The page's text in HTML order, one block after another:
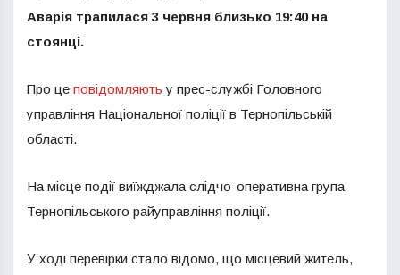
Аварія трапилася 3 червня близько 19:40 на
стоянці.
Про це повідомляють у прес-службі Головного
управління Національної поліції в Тернопільській
області.
На місце події виїжджала слідчо-оперативна група
Тернопільського райуправління поліції.
У ході перевірки стало відомо, що місцевий житель,